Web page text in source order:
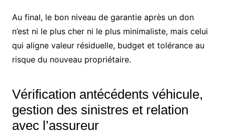
Au final, le bon niveau de garantie après un don
n’est ni le plus cher ni le plus minimaliste, mais celui
qui aligne valeur résiduelle, budget et tolérance au
risque du nouveau propriétaire.
Vérification antécédents véhicule,
gestion des sinistres et relation
avec l’assureur